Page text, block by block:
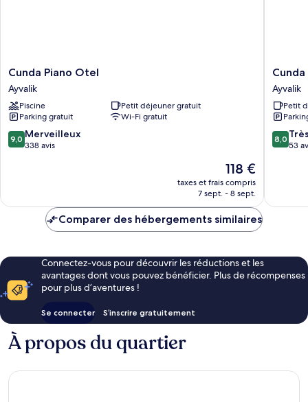
Cunda
Piano
Otel
Ayvalik
Cunda Piano Otel
Ayvalik
Piscine
Petit déjeuner gratuit
Parking gratuit
Wi-Fi gratuit
9.0
sur
9,0 Merveilleux
338 avis
Le
nouveau
prix
de
118 €
taxes et frais compris
7 sept. - 8 sept.
Cunda
Ezer
Otel
Ayvalik
Ayvalik
Petit
8.0
sur
8,0
53
Comparer des hébergements similaires
Connectez-vous pour découvrir les réductions et les
avantages dont vous pouvez bénéficier. Plus de récompenses
pour plus d’aventures !
Se connecter S’inscrire gratuitement
À propos du quartier